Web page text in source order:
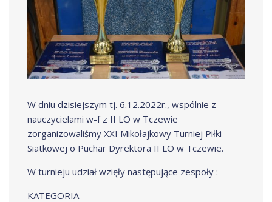
W dniu dzisiejszym tj. 6.12.2022r., wspólnie z
nauczycielami w-f z II LO w Tczewie
zorganizowaliśmy XXI Mikołajkowy Turniej Piłki
Siatkowej o Puchar Dyrektora II LO w Tczewie.
W turnieju udział wzięły następujące zespoły :
KATEGORIA